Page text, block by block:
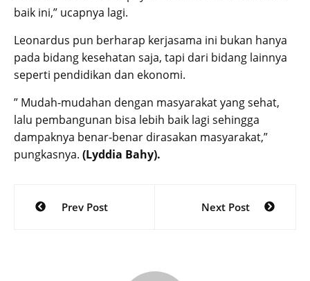
baik ini,” ucapnya lagi.
Leonardus pun berharap kerjasama ini bukan hanya
pada bidang kesehatan saja, tapi dari bidang lainnya
seperti pendidikan dan ekonomi.
” Mudah-mudahan dengan masyarakat yang sehat,
lalu pembangunan bisa lebih baik lagi sehingga
dampaknya benar-benar dirasakan masyarakat,”
pungkasnya. (Lyddia Bahy).
Post
navigation
Prev Post Next Post